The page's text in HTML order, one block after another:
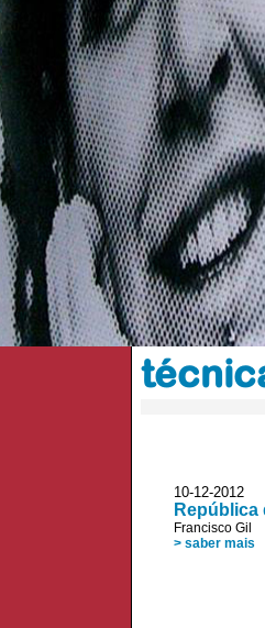
10-12-
República
Francisco Gil
> saber mais